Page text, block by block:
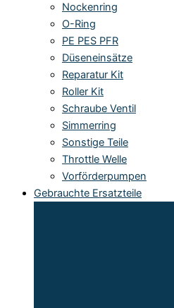
Nockenring
O-Ring
PE PES PFR
Düseneinsätze
Reparatur Kit
Roller Kit
Schraube Ventil
Simmerring
Sonstige Teile
Throttle Welle
Vorförderpumpen
Gebrauchte Ersatzteile